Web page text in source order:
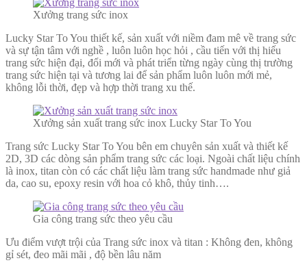
Xưởng trang sức inox
Lucky Star To You thiết kế, sản xuất với niềm đam mê về trang sức
và sự tận tâm với nghề , luôn luôn học hỏi , cầu tiến với thị hiếu
trang sức hiện đại, đổi mới và phát triển từng ngày cùng thị trường
trang sức hiện tại và tương lai để sản phẩm luôn luôn mới mẻ,
không lỗi thời, đẹp và hợp thời trang xu thế.
Xưởng sản xuất trang sức inox Lucky Star To You
Trang sức Lucky Star To You bên em chuyên sản xuất và thiết kế
2D, 3D các dòng sản phẩm trang sức các loại. Ngoài chất liệu chính
là inox, titan còn có các chất liệu làm trang sức handmade như giả
da, cao su, epoxy resin với hoa cỏ khô, thủy tinh….
Gia công trang sức theo yêu cầu
Ưu điểm vượt trội của Trang sức inox và titan : Không đen, không
gỉ sét, đeo mãi mãi , độ bền lâu năm